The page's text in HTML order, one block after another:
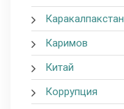
Каракалпакстан
Каримов
Китай
Коррупция